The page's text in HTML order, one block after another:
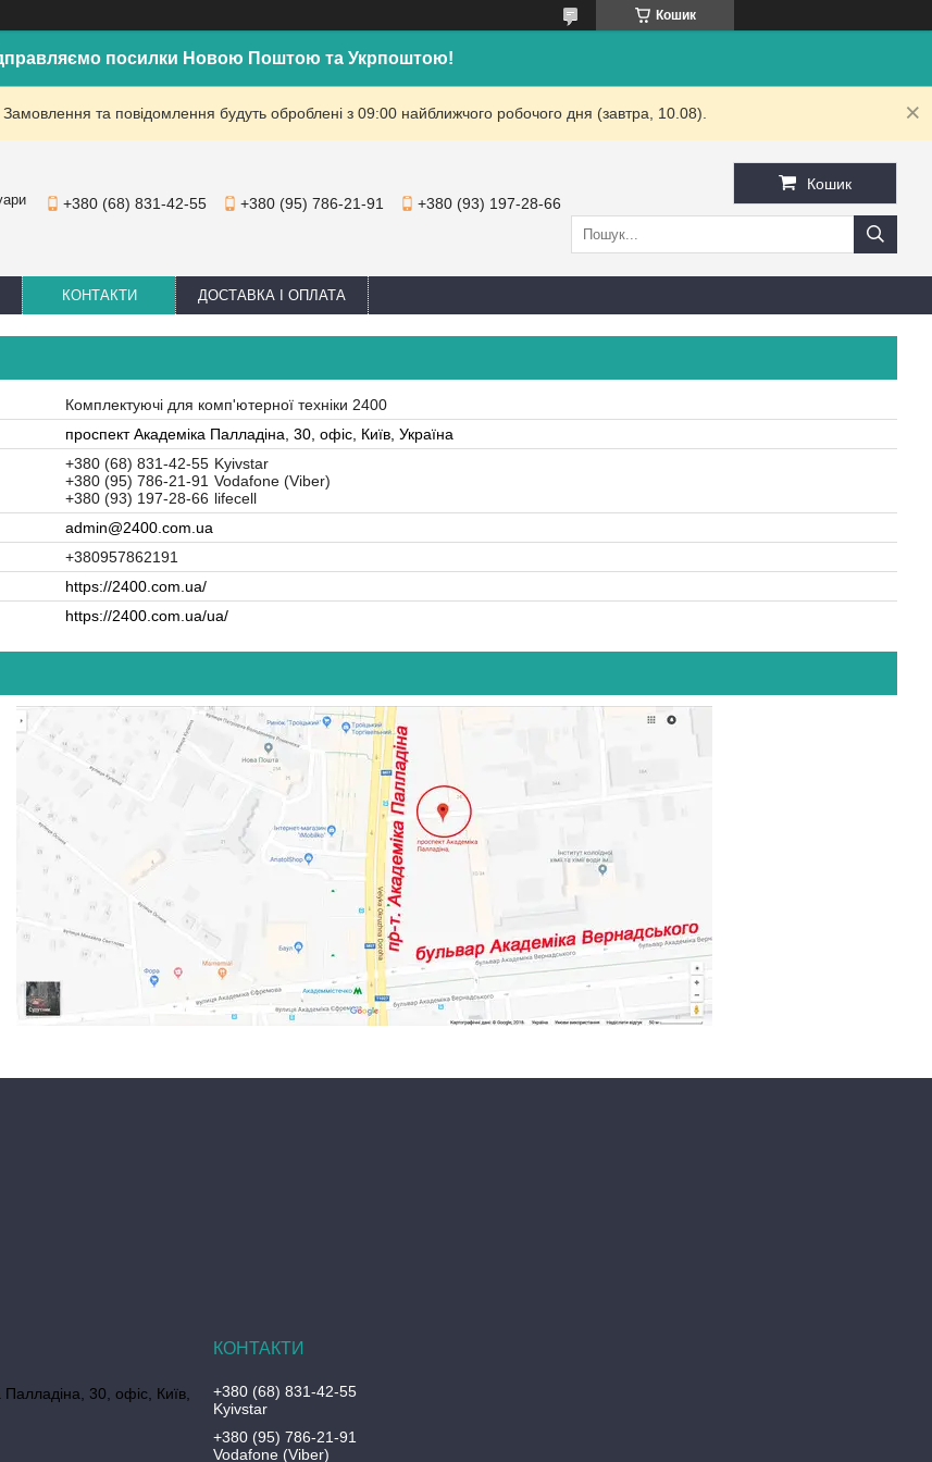
Кошик
посилки Новою Поштою та Укрпоштою!
та повідомлення будуть оброблені з 09:00 найближчого робочого дня (завтра, 10.08).
+380 (68) 831-42-55 +380 (95) 786-21-91 +380 (93) 197-28-66
Кошик
КОНТАКТИ ДОСТАВКА І ОПЛАТА
Комплектуючі для комп'ютерної техніки 2400
проспект Академіка Палладіна, 30, офіс, Київ, Україна
+380 (68) 831-42-55 Kyivstar
+380 (95) 786-21-91 Vodafone (Viber)
+380 (93) 197-28-66 lifecell
admin@2400.com.ua
+380957862191
https://2400.com.ua/
https://2400.com.ua/ua/
30, офіс, Київ,
+380 (68) 831-42-55
Kyivstar
+380 (95) 786-21-91
Vodafone (Viber)